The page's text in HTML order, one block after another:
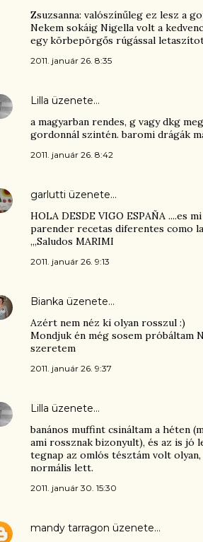
Zsuzsanna: valószínűleg ez lesz a
Nekem sokáig Nigella volt a
egy körbepörgős rúgással
2011. január 26. 8:35
Lilla üzenete…
a magyarban rendes, g vagy dkg
gordonnál szintén. baromi drágák
2011. január 26. 8:42
garlutti üzenete…
HOLA DESDE VIGO ESPAÑA ....es
parender recetas diferentes como
,,,Saludos MARIMI
2011. január 26. 9:13
Bianka üzenete…
Azért nem néz ki olyan rosszul :)
Mondjuk én még sosem próbáltam
szeretem
2011. január 26. 9:37
Lilla üzenete…
banános muffint csináltam a héten
ami rossznak bizonyult), és az is jó
tegnap az omlós tésztám volt
normális lett.
2011. január 30. 15:30
mandy tarragon üzenete…